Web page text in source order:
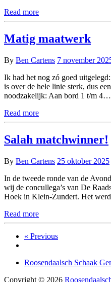
Read more
Matig maatwerk
By Ben Cartens 7 november
Ik had het nog zó goed
is over de hele linie sterk, dus
noodzakelijk: Aan bord 1 t/m 4…
Read more
Salah matchwinner!
By Ben Cartens 25 oktober 2025
In de tweede ronde van de
wij de concullega’s van De
Hoek in Klein-Zundert. Het
Read more
« Previous
Roosendaalsch Schaak
Copyright © 2026